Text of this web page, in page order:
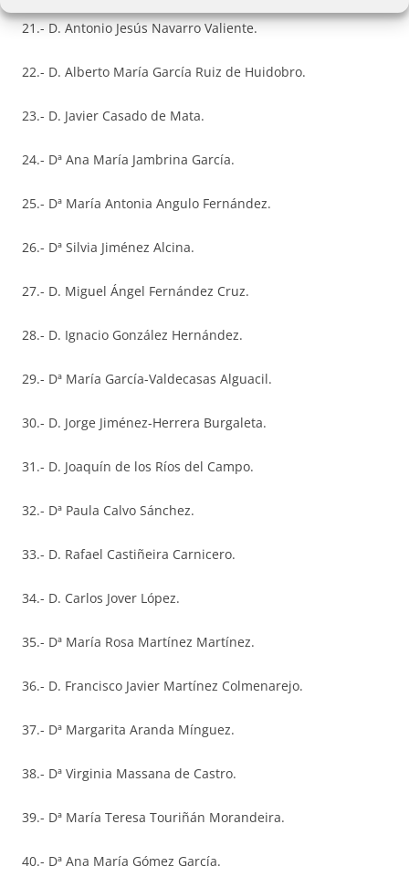
21.- D. Antonio Jesús Navarro Valiente.
22.- D. Alberto María García Ruiz de Huidobro.
23.- D. Javier Casado de Mata.
24.- Dª Ana María Jambrina García.
25.- Dª María Antonia Angulo Fernández.
26.- Dª Silvia Jiménez Alcina.
27.- D. Miguel Ángel Fernández Cruz.
28.- D. Ignacio González Hernández.
29.- Dª María García-Valdecasas Alguacil.
30.- D. Jorge Jiménez-Herrera Burgaleta.
31.- D. Joaquín de los Ríos del Campo.
32.- Dª Paula Calvo Sánchez.
33.- D. Rafael Castiñeira Carnicero.
34.- D. Carlos Jover López.
35.- Dª María Rosa Martínez Martínez.
36.- D. Francisco Javier Martínez Colmenarejo.
37.- Dª Margarita Aranda Mínguez.
38.- Dª Virginia Massana de Castro.
39.- Dª María Teresa Touriñán Morandeira.
40.- Dª Ana María Gómez García.